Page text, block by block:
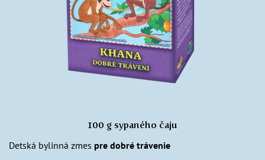
100 g sypaného čaju
Detská bylinná zmes pre dobré trávenie